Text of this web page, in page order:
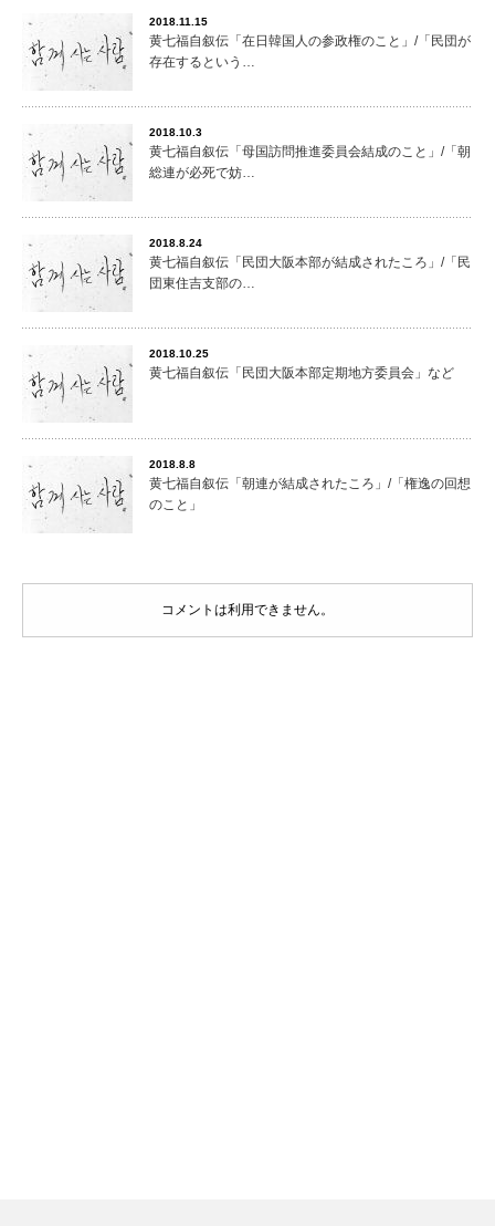
2018.11.15
黄七福自叙伝「在日韓国人の参政権のこと」/「民団が
存在するという…
2018.10.3
黄七福自叙伝「母国訪問推進委員会結成のこと」/「朝
総連が必死で妨…
2018.8.24
黄七福自叙伝「民団大阪本部が結成されたころ」/「民
団東住吉支部の…
2018.10.25
黄七福自叙伝「民団大阪本部定期地方委員会」など
2018.8.8
黄七福自叙伝「朝連が結成されたころ」/「権逸の回想
のこと」
コメントは利用できません。